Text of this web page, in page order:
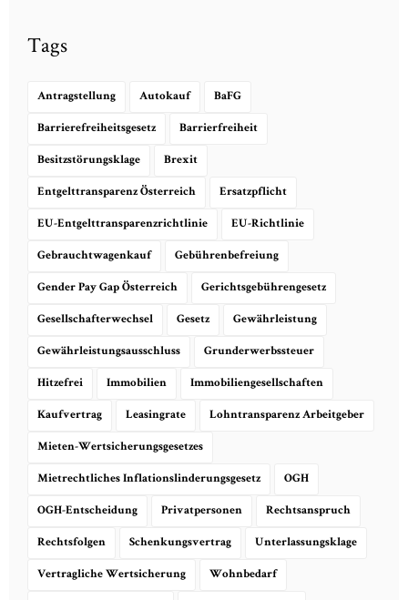
Tags
Antragstellung Autokauf BaFG
Barrierefreiheitsgesetz Barrierfreiheit
Besitzstörungsklage Brexit
Entgelttransparenz Österreich Ersatzpflicht
EU-Entgelttransparenzrichtlinie EU-Richtlinie
Gebrauchtwagenkauf Gebührenbefreiung
Gender Pay Gap Österreich Gerichtsgebührengesetz
Gesellschafterwechsel Gesetz Gewährleistung
Gewährleistungsausschluss Grunderwerbssteuer
Hitzefrei Immobilien Immobiliengesellschaften
Kaufvertrag Leasingrate Lohntransparenz Arbeitgeber
Mieten-Wertsicherungsgesetzes
Mietrechtliches Inflationslinderungsgesetz OGH
OGH-Entscheidung Privatpersonen Rechtsanspruch
Rechtsfolgen Schenkungsvertrag Unterlassungsklage
Vertragliche Wertsicherung Wohnbedarf